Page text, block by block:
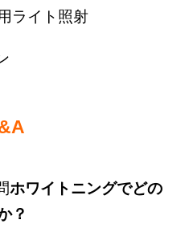
ライト照射
ホワイトニングでどの
？